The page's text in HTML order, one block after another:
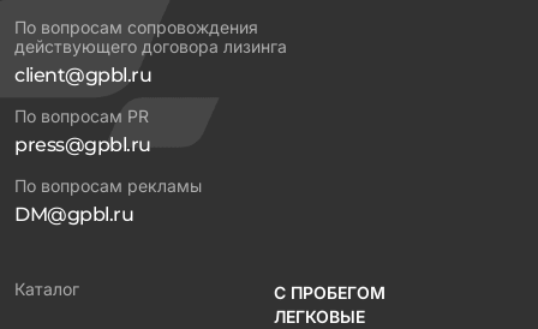
По вопросам сопровождения
действующего договора лизинга
client@gpbl.ru
По вопросам PR
press@gpbl.ru
По вопросам рекламы
DM@gpbl.ru
Каталог
С ПРОБЕГОМ
ЛЕГКОВЫЕ